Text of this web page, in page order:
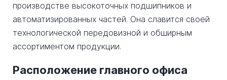
производстве высокоточных подшипников и
автоматизированных частей. Она славится своей
технологической передовизной и обширным
ассортиментом продукции.
Расположение главного офиса